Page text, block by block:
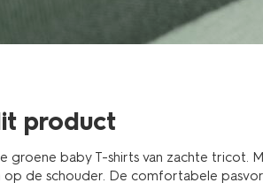
product
groene baby T-shirts van zachte tricot.
op de schouder. De comfortabele